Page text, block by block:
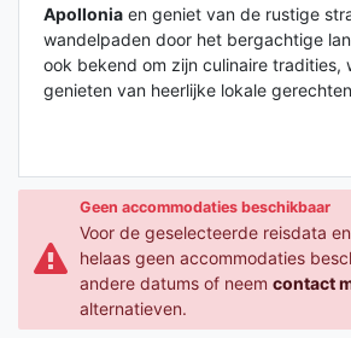
Apollonia en geniet van de rustige
wandelpaden door het bergachtige
ook bekend om zijn culinaire tradities,
genieten van heerlijke lokale
Geen accommodaties beschikbaar
Voor de geselecteerde reisdata
helaas geen accommodaties
andere datums of neem contact
alternatieven.